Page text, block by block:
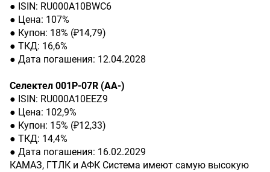
● ISIN: RU000A10BWC6
● Цена: 107%
● Купон: 18% (₽14,79)
● ТКД: 16,6%
● Дата погашения: 12.04.2028
Селектел 001P-07R (АА-)
● ISIN: RU000A10EEZ9
● Цена: 102,9%
● Купон: 15% (₽12,33)
● ТКД: 14,4%
● Дата погашения: 16.02.2029
КАМАЗ, ГТЛК и АФК Система имеют самую высокую